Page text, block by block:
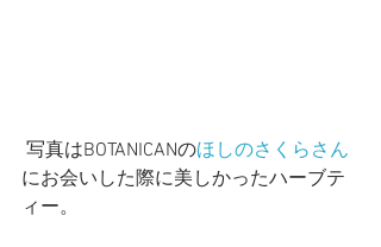
写真はBOTANICANのほしのさくらさん
にお会いした際に美しかったハーブテ
ィー。